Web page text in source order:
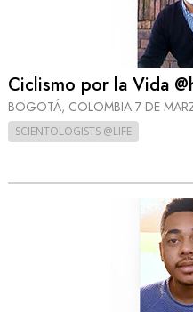
Ciclismo por la Vida
BOGOTÁ, COLOMBIA 7 DE
SCIENTOLOGISTS @LIFE